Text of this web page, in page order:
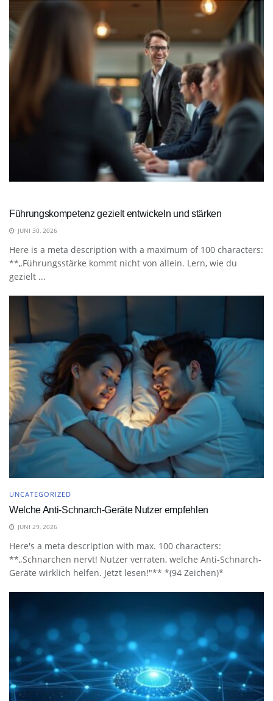
Führungskompetenz gezielt entwickeln und stärken
JUNI 30, 2026
Here is a meta description with a maximum of 100 characters:
**„Führungsstärke kommt nicht von allein. Lern, wie du
gezielt ...
UNCATEGORIZED
Welche Anti-Schnarch-Geräte Nutzer empfehlen
JUNI 29, 2026
Here's a meta description with max. 100 characters:
**„Schnarchen nervt! Nutzer verraten, welche Anti-Schnarch-
Geräte wirklich helfen. Jetzt lesen!"** *(94 Zeichen)*